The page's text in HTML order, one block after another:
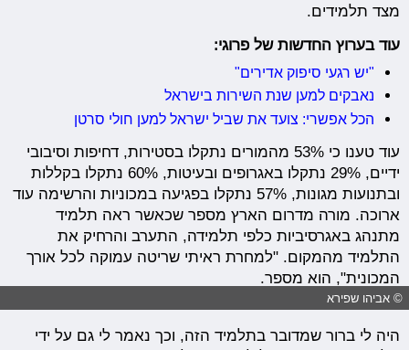
מצד תלמידים.
עוד בערוץ החדשות של פרוגי:
"יש רגעי סיפוק אדירים"
נאבקים למען שנת השירות בישראל
הכל אפשרי: צועד את שביל ישראל למען חולי סרטן
עוד טענו כי 53% מהמורים נתקלו בסטירות, דחיפות וסיבובי
ידיים, 29% נתקלו באגרופים ובעיטות, 60% נתקלו בקללות
ובתנועות מגונות, 57% נתקלו בפגיעה במכוניות והרשימה עוד
ארוכה. מורה מדרום הארץ מספר שכאשר ראה תלמיד
מתנהג באגרסיביות כלפי תלמידה, התערב והרחיק את
התלמיד מהמקום. "למחרת ראיתי שריטה עמוקה לכל אורך
המכונית", הוא מספר.
© אביהו שפירא
היה לי ברור שמדובר בתלמיד הזה, וכך נאמר לי גם על ידי